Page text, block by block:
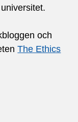
och
The Ethics